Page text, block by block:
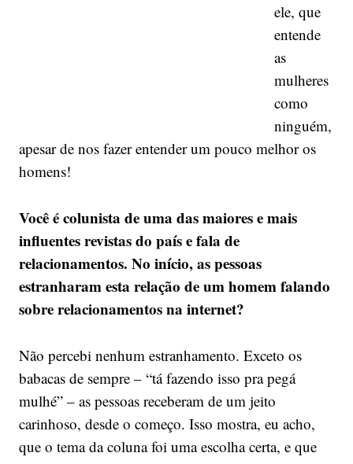
ele, que
entende
as
mulheres
como
ninguém,
apesar de nos fazer entender um pouco melhor os
homens!
Você é colunista de uma das maiores e mais
influentes revistas do país e fala de
relacionamentos. No início, as pessoas
estranharam esta relação de um homem falando
sobre relacionamentos na internet?
Não percebi nenhum estranhamento. Exceto os
babacas de sempre – “tá fazendo isso pra pegá
mulhé” – as pessoas receberam de um jeito
carinhoso, desde o começo. Isso mostra, eu acho,
que o tema da coluna foi uma escolha certa, e que